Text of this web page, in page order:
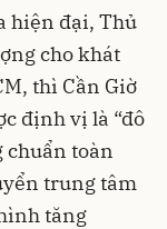
hiện đại, Thủ
cho khát
thì Cần Giờ
định vị là “đô
toàn
trung tâm
tăng